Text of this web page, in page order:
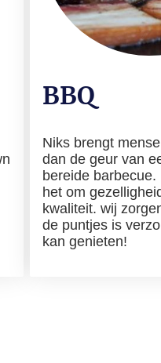
BBQ
Niks brengt
dan de geur van
bereide
het om
kwaliteit. wij
de puntjes is
kan genieten!